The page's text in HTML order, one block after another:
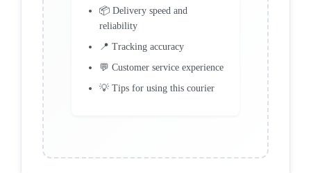
📦 Delivery speed and
reliability
📍 Tracking accuracy
💬 Customer service experience
💡 Tips for using this courier